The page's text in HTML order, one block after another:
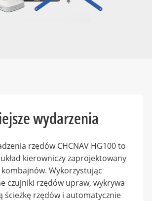
wydarzenia
rzędów CHCNAV HG100 to
kierowniczy zaprojektowany
Wykorzystując
czujniki rzędów upraw, wykrywa
ścieżkę rzędów i automatycznie